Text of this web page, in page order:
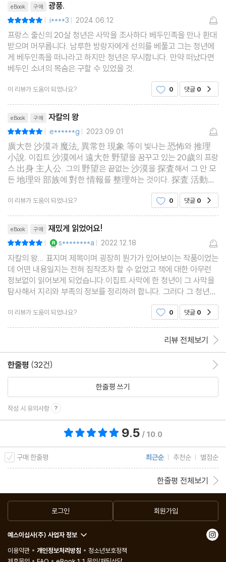
eBook 구매 광풍.
| i****3 | 2024.06.12
프랑스 출신의 20살 청년은 사막을 조사하다 베두인족을 만나 환대
받으며 머무릅니다. 남루한 방랑자에게 선의를 베풀고 그는 청년에
게 베두인족을 떠나라고 하지만 청년은 무시합니다. 만약 떠났다면
베두인 소녀의 목숨은 구할 수 있었을 것.
이 리뷰가 도움이 되었나요? 0 댓글 0
eBook 구매 자칼의 왕
| e******g | 2023.09.01
廣大한 沙漠과 魔法, 異常한 現象 等이 빛나는 恐怖와 推理
小說. 이집트 沙漠에서 遠大한 野望을 꿈꾸고 있는 20歲의 프랑
스 出身 主人公. 그의 野望은 끝없는 沙漠을 探査해서 그 안 모
든 地理와 部族에 對한 情報를 整理하는 것이다. 探査 活動의
一環으로 沙漠을 헤매던 主人公은 손님을 歡待하는 것으로 有
名한 베두인族의 野營地에 머무르게 된다. 그러던 새벽, 沙漠 한
가운데서 노
이 리뷰가 도움이 되었나요? 0 댓글 0
eBook 구매 재밌게 읽었어요!
| s********a | 2022.12.18
자칼의 왕... 표지며 제목이며 굉장히 뭔가가 있어보이는 작품이었는
데 어떤 내용일지는 전혀 짐작조차 할 수 없었고 책에 대한 아무런
정보없이 읽어보게 되었습니다.이집트 사막에 한 청년이 그 사막을
탐사해서 지리와 부족의 정보를 정리하려 합니다. 그러다 그 청년은
한 야영지에 머무르다 몹시 지친 방랑자에게 선의를 베풀고 그 다음
날 그 방랑자는 청년에게 믿기 어려운 사실을
이 리뷰가 도움이 되었나요? 0 댓글 0
리뷰 전체보기
한줄평 (32건)
한줄평 쓰기
작성 시 유의사항
9.5 / 10.0
구매 한줄평 최근순 추천순 별점순
한줄평 전체보기
로그인 회원가입
예스이십사(주) 사업자 정보
이용약관
개인정보처리방침
청소년보호정책